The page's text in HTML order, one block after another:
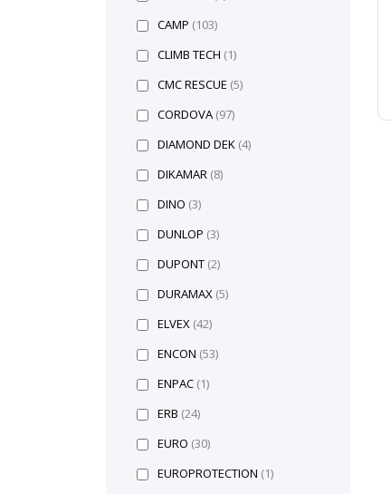
CAMP (103)
CLIMB TECH (1)
CMC RESCUE (5)
CORDOVA (97)
DIAMOND DEK (4)
DIKAMAR (8)
DINO (3)
DUNLOP (3)
DUPONT (2)
DURAMAX (5)
ELVEX (42)
ENCON (53)
ENPAC (1)
ERB (24)
EURO (30)
EUROPROTECTION (1)